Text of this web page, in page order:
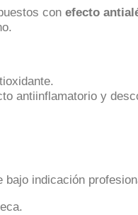
con efecto
antiinflamatorio y
bajo indicación